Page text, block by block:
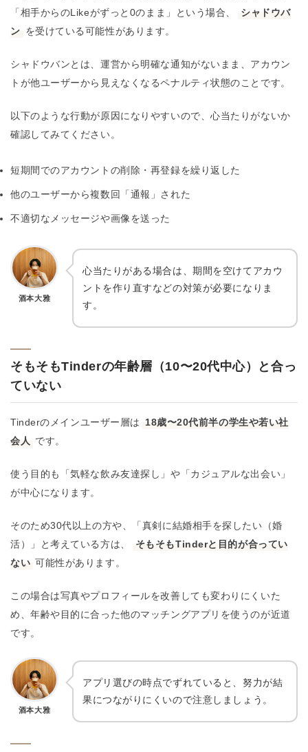
「相手からのLikeがずっと0のまま」という場合、
シャドウバ
ン を受けている可能性があります。
シャドウバンとは、運営から明確な通知がないまま、アカウン
トが他ユーザーから見えなくなるペナルティ状態のことです。
以下のような行動が原因になりやすいので、心当たりがないか
確認してみてください。
短期間でのアカウントの削除・再登録を繰り返した
他のユーザーから複数回「通報」された
不適切なメッセージや画像を送った
酒本大雅
心当たりがある場合は、期間を空けてアカウ
ントを作り直すなどの対策が必要になりま
す。
そもそもTinderの年齢層（10〜20代中心）と合っ
ていない
Tinderのメインユーザー層は
18歳〜20代前半の学生や若い社
会人
です。
使う目的も「気軽な飲み友達探し」や「カジュアルな出会い」
が中心になります。
そのため30代以上の方や、「真剣に結婚相手を探したい（婚
活）」と考えている方は、
そもそもTinderと目的が合ってい
ない 可能性があります。
この場合は写真やプロフィールを改善しても変わりにくいた
め、年齢や目的に合った他のマッチングアプリを使うのが近道
です。
酒本大雅
アプリ選びの時点でずれていると、努力が結
果につながりにくいので注意しましょう。